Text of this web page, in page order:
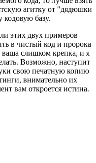
агитку от "дядюшки
кодовую базу.
этих двух примеров
в чистый код и пророка
слишком крепка, и я
Возможно, наступит
свою печатную копию
внимательно их
вам откроется истина.